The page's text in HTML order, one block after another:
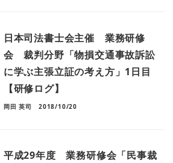
日本司法書士会主催 業務研修
会 裁判分野「物損交通事故訴訟
に学ぶ主張立証の考え方」1日目
【研修ログ】
岡田 英司 2018/10/20
平成29年度 業務研修会「民事裁